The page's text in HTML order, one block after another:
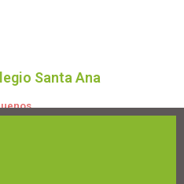
Santa Ana